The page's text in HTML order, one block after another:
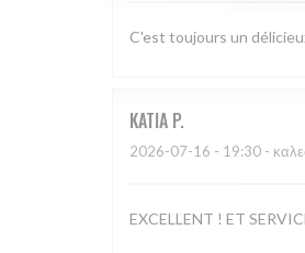
C'est toujours un
KATIA P
2026-07-16 - 19:30 -
EXCELLENT ! ET